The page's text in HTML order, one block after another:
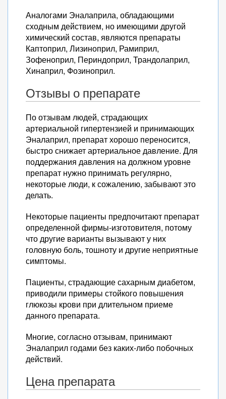
Аналогами Эналаприла, обладающими
сходным действием, но имеющими другой
химический состав, являются препараты
Каптоприл, Лизиноприл, Рамиприл,
Зофеноприл, Периндоприл, Трандолаприл,
Хинаприл, Фозиноприл.
Отзывы о препарате
По отзывам людей, страдающих
артериальной гипертензией и принимающих
Эналаприл, препарат хорошо переносится,
быстро снижает артериальное давление. Для
поддержания давления на должном уровне
препарат нужно принимать регулярно,
некоторые люди, к сожалению, забывают это
делать.
Некоторые пациенты предпочитают препарат
определенной фирмы-изготовителя, потому
что другие варианты вызывают у них
головную боль, тошноту и другие неприятные
симптомы.
Пациенты, страдающие сахарным диабетом,
приводили примеры стойкого повышения
глюкозы крови при длительном приеме
данного препарата.
Многие, согласно отзывам, принимают
Эналаприл годами без каких-либо побочных
действий.
Цена препарата